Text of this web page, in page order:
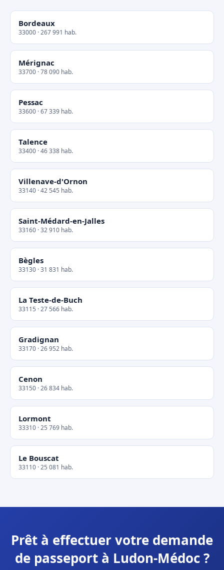
Bordeaux
33000 · 267 991 hab.
Mérignac
33700 · 78 090 hab.
Pessac
33600 · 67 339 hab.
Talence
33400 · 46 338 hab.
Villenave-d'Ornon
33140 · 42 545 hab.
Saint-Médard-en-Jalles
33160 · 32 910 hab.
Bègles
33130 · 31 831 hab.
La Teste-de-Buch
33115 · 27 566 hab.
Gradignan
33170 · 26 952 hab.
Cenon
33150 · 26 834 hab.
Lormont
33310 · 25 769 hab.
Le Bouscat
33110 · 25 081 hab.
Prêt à effectuer votre demande
de passeport à Ludon-Médoc ?